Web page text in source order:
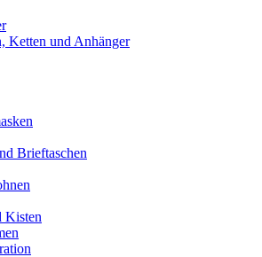
Ketten und Anhänger
Brieftaschen
Kisten